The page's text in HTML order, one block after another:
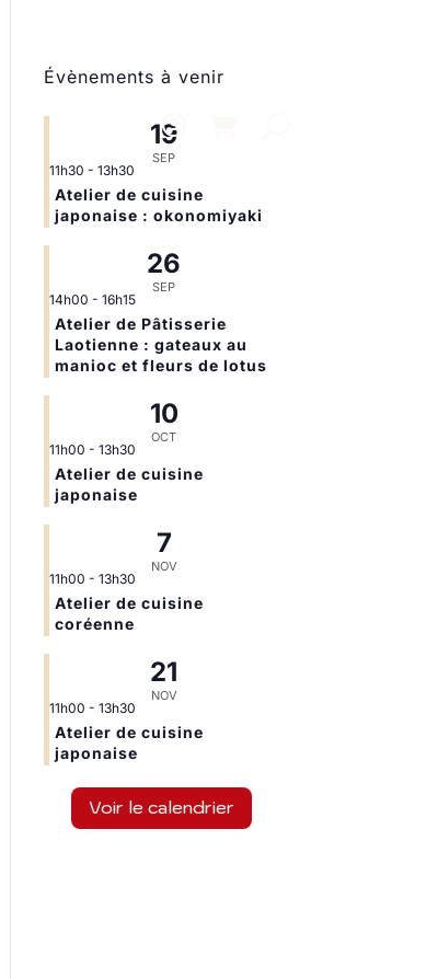
Évènements à venir
19
SEP
11h30 - 13h30
Atelier de cuisine
japonaise : okonomiyaki
26
SEP
14h00 - 16h15
Atelier de Pâtisserie
Laotienne : gateaux au
manioc et fleurs de lotus
10
OCT
11h00 - 13h30
Atelier de cuisine
japonaise
7
NOV
11h00 - 13h30
Atelier de cuisine
coréenne
21
NOV
11h00 - 13h30
Atelier de cuisine
japonaise
Voir le calendrier